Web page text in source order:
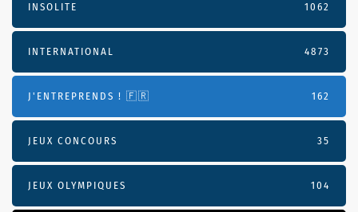
INSOLITE 1062
INTERNATIONAL 4873
J'ENTREPRENDS ! 🇫🇷 162
JEUX CONCOURS 35
JEUX OLYMPIQUES 104